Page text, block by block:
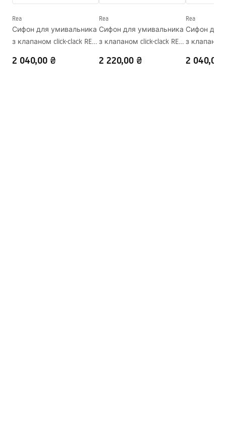
Форма
Отвір на змішувач
Так
Rea
Сифон для умивальника
з клапаном click-clack REA
2 040,00 ₴
Rea
Сифон для умивальника
з клапаном click-clack REA
2 220,00 ₴
Rea
Сифон для
з клапаном
2 040,00